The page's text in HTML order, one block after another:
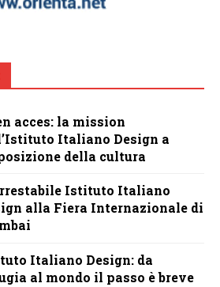
acces: la mission
Italiano Design a
della cultura
Istituto Italiano
alla Fiera Internazionale di
Italiano Design: da
al mondo il passo è breve